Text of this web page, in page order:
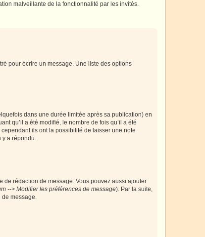
malveillante de la fonctionnalité par les invités.
pour écrire un message. Une liste des options
dans une durée limitée après sa publication) en
qu’il a été modifié, le nombre de fois qu’il a été
ils ont la possibilité de laisser une note
y a répondu.
de rédaction de message. Vous pouvez aussi ajouter
--> Modifier les préférences de message). Par la suite,
de message.